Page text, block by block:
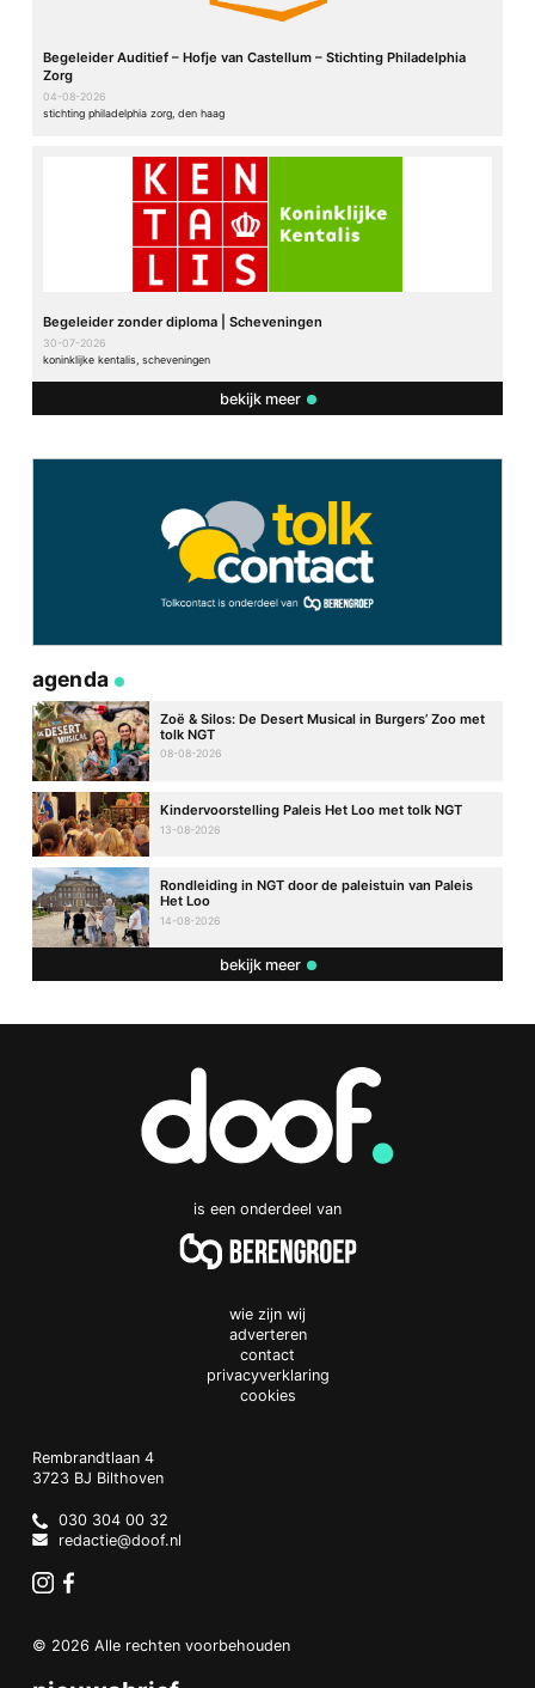
Begeleider Auditief – Hofje van Castellum – Stichting Philadelphia
Zorg
04-08-2026
stichting philadelphia zorg, den haag
Begeleider zonder diploma | Scheveningen
30-07-2026
koninklijke kentalis, scheveningen
bekijk meer
agenda
Zoë & Silos: De Desert Musical in Burgers’ Zoo met
tolk NGT
08-08-2026
Kindervoorstelling Paleis Het Loo met tolk NGT
13-08-2026
Rondleiding in NGT door de paleistuin van Paleis
Het Loo
14-08-2026
bekijk meer
is een onderdeel van
wie zijn wij
adverteren
contact
privacyverklaring
cookies
Doof.nl
work
Rembrandtlaan 4
3723 BJ Bilthoven
Netherlands
030 304 00 32
redactie@doof.nl
© 2026 Alle rechten voorbehouden